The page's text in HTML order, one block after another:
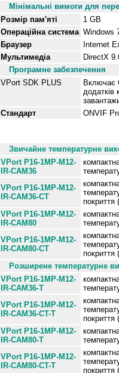
Мінімальні вимоги для
Розмір пам'яті
1 GB
Операційна система Windows
Браузер
Internet
Мультимедіа
DirectX
Програмне забезпечення
VPort SDK PLUS
Включає
додатків
Стандарт
ONVIF
Звичайне температурне
VPort P16-1MP-M12-
IR-CAM36
VPort P16-1MP-M12-
IR-CAM36-CT
покриття
VPort P16-1MP-M12-
IR-CAM80
VPort P16-1MP-M12-
IR-CAM80-CT
покриття
Розширене температурне
VPort P16-1MP-M12-
IR-CAM36-T
VPort P16-1MP-M12-
IR-CAM36-CT-T
покриття
VPort P16-1MP-M12-
IR-CAM80-T
VPort P16-1MP-M12-
IR-CAM80-CT-T
покриття